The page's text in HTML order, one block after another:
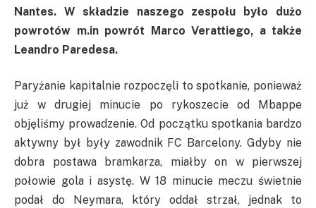
Nantes. W składzie naszego zespołu było dużo
powrotów m.in powrót Marco Verattiego, a także
Leandro Paredesa.
Paryżanie kapitalnie rozpoczęli to spotkanie, ponieważ
już w drugiej minucie po rykoszecie od Mbappe
objęliśmy prowadzenie. Od początku spotkania bardzo
aktywny był były zawodnik FC Barcelony. Gdyby nie
dobra postawa bramkarza, miałby on w pierwszej
połowie gola i asystę. W 18 minucie meczu świetnie
podał do Neymara, który oddał strzał, jednak to